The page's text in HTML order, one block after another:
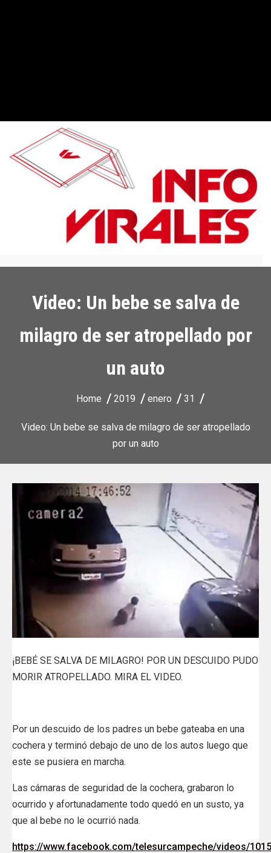
Video: Un bebe se salva de
milagro de ser atropellado por
un auto
Home 2019 enero 31
Video: Un bebe se salva de milagro de ser atropellado
por un auto
¡BEBÉ SE SALVA DE MILAGRO! POR UN DESCUIDO PUDO
MORIR ATROPELLADO. MIRA EL VIDEO.
Por un descuido de los padres un bebe gateaba en una
cochera y terminó debajo de uno de los autos luego que
este se pusiera en marcha.
Las cámaras de seguridad de la cochera, grabaron lo
ocurrido y afortunadamente todo quedó en un susto, ya
que al bebe no le ocurrió nada.
https://www.facebook.com/telesurcampeche/videos/